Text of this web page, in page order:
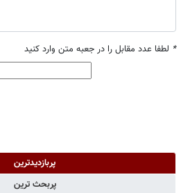
* لطفا عدد مقابل را در جعبه متن وارد کنید
پربازدیدترین
پربحث ترین